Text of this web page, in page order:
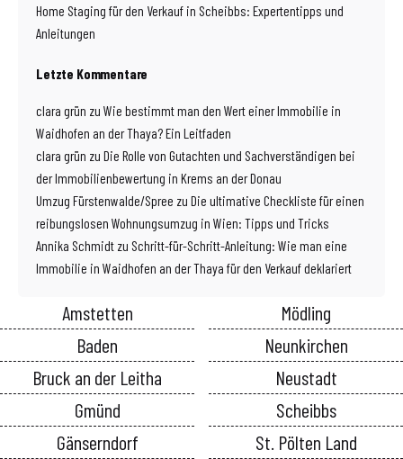
Home Staging für den Verkauf in Scheibbs: Expertentipps und
Anleitungen
Letzte Kommentare
clara grün zu Wie bestimmt man den Wert einer Immobilie in
Waidhofen an der Thaya? Ein Leitfaden
clara grün zu Die Rolle von Gutachten und Sachverständigen bei
der Immobilienbewertung in Krems an der Donau
Umzug Fürstenwalde/Spree zu Die ultimative Checkliste für einen
reibungslosen Wohnungsumzug in Wien: Tipps und Tricks
Annika Schmidt zu Schritt-für-Schritt-Anleitung: Wie man eine
Immobilie in Waidhofen an der Thaya für den Verkauf deklariert
Amstetten
Baden
Bruck an der Leitha
Gmünd
Gänserndorf
Mödling
Neunkirchen
Neustadt
Scheibbs
St. Pölten Land